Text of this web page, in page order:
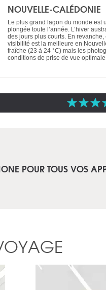
NOUVELLE-CALÉDONIE
Le plus grand lagon du monde est
plongée toute l’année. L’hiver
des jours plus courts. En revanche,
visibilité est la meilleure en
fraîche (23 à 24 °C) mais les
conditions de prise de vue
POUR TOUS VOS